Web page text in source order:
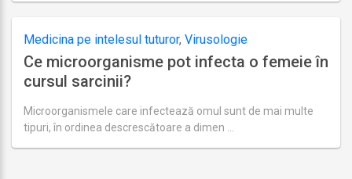
2018
Medicina pe intelesul tuturor, Virusologie
Ce microorganisme pot infecta o femeie în
cursul sarcinii?
Microorganismele care infectează omul sunt de mai multe
tipuri, în ordinea descrescătoare a dimen …